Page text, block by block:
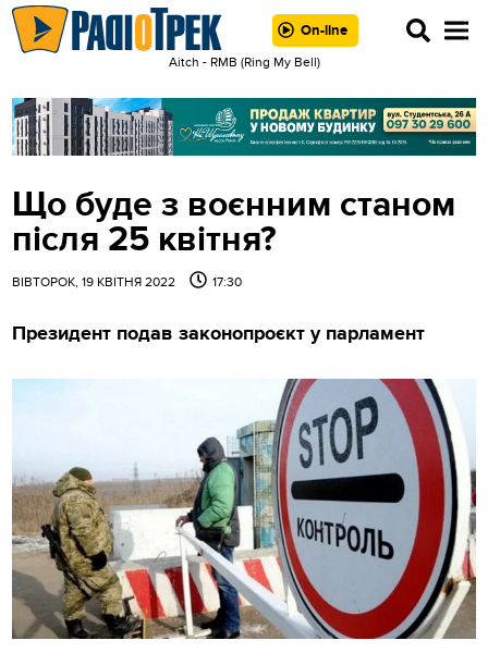
On-line
Aitch - RMB (Ring My Bell)
Що буде з воєнним станом
після 25 квітня?
ВІВТОРОК, 19 КВІТНЯ 2022 17:30
Президент подав законопроєкт у парламент